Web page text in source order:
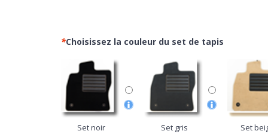
*Choisissez la couleur du set de tapis
Set noir Set gris Set